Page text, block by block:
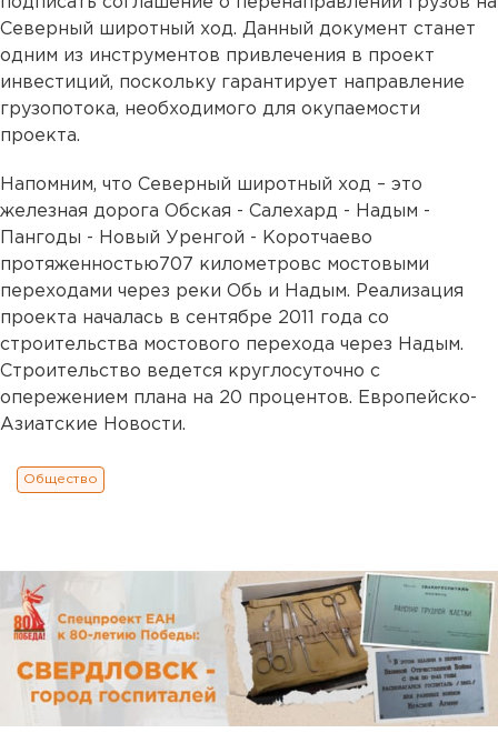
Северный широтный ход. Данный документ станет
одним из инструментов привлечения в проект
инвестиций, поскольку гарантирует направление
грузопотока, необходимого для окупаемости
проекта.
Напомним, что Северный широтный ход – это
железная дорога Обская - Салехард - Надым -
Пангоды - Новый Уренгой - Коротчаево
протяженностью707 километровс мостовыми
переходами через реки Обь и Надым. Реализация
проекта началась в сентябре 2011 года со
строительства мостового перехода через Надым.
Строительство ведется круглосуточно с
опережением плана на 20 процентов. Европейско-
Азиатские Новости.
Общество